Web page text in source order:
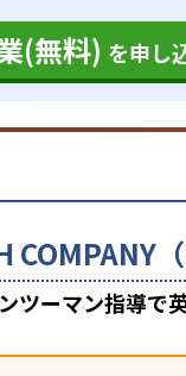
(無料) を申し
COMPANY
ツーマン指導で